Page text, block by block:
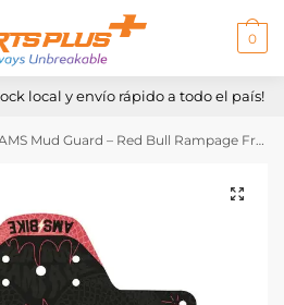
0
local y envío rápido a todo el país!
Mud Guard – Red Bull Rampage Freeride